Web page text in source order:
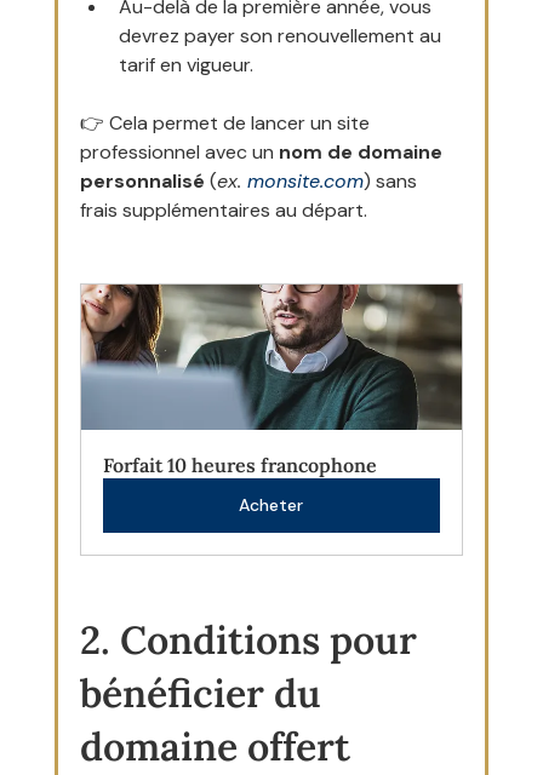
Au-delà de la première année, vous
devrez payer son renouvellement au
tarif en vigueur.
👉 Cela permet de lancer un site
professionnel avec un nom de domaine
personnalisé (ex. monsite.com) sans
frais supplémentaires au départ.
Forfait 10 heures francophone
Acheter
2. Conditions pour
bénéficier du
domaine offert